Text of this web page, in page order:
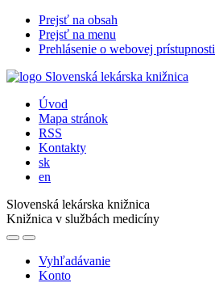
Prejsť na obsah
Prejsť na menu
Prehlásenie o webovej prístupnosti
Úvod
Mapa stránok
RSS
Kontakty
sk
en
Slovenská lekárska knižnica
Knižnica v službách medicíny
Vyhľadávanie
Konto